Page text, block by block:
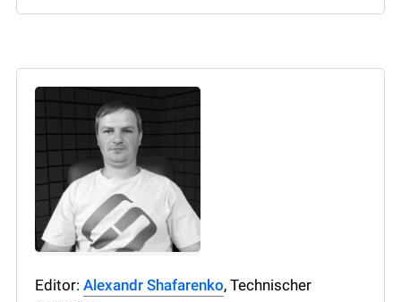
Editor: Alexandr Shafarenko, Technischer